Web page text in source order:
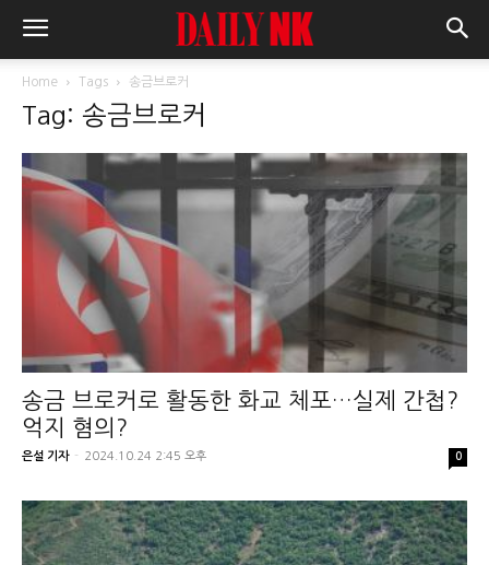
Home Tags 송금브로커
Tag: 송금브로커
송금 브로커로 활동한 화교 체포…실제 간첩?
억지 혐의?
은설 기자 - 2024.10.24 2:45 오후 0